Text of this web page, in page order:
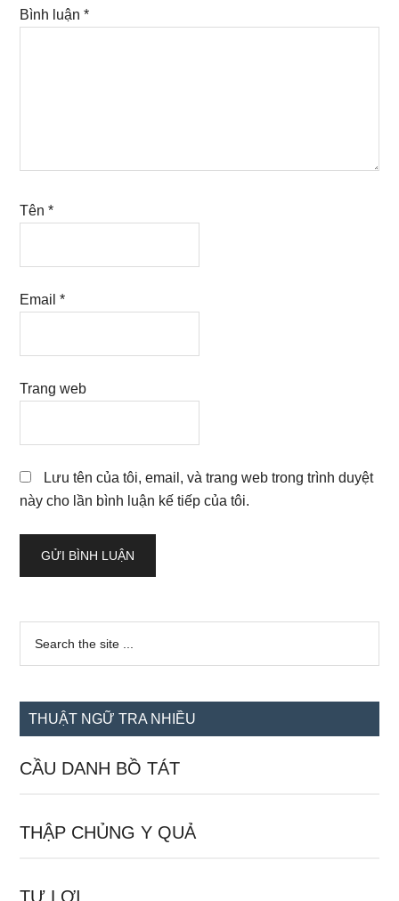
Bình luận*
Tên*
Email*
Trang web
Lưu tên của tôi, email, và trang web trong trình duyệt
này cho lần bình luận kế tiếp của tôi.
Sidebar
chính
...
THUẬT NGỮ TRA NHIỀU
CẦU DANH BỒ TÁT
THẬP CHỦNG Y QUẢ
TỰ LỢI